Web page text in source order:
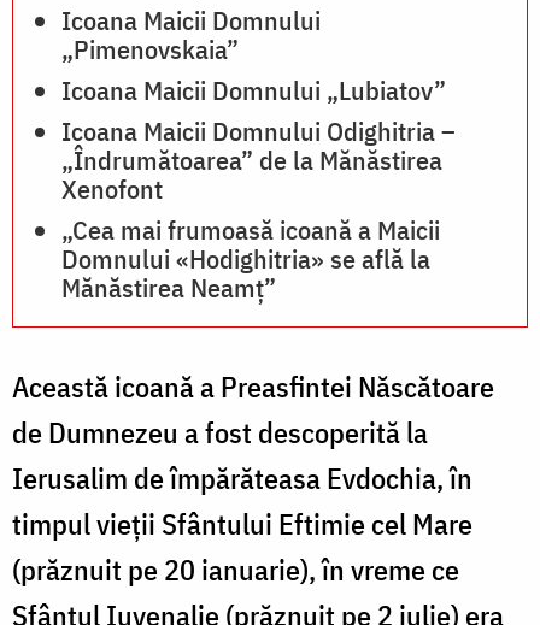
Icoana Maicii Domnului
„Pimenovskaia”
Icoana Maicii Domnului „Lubiatov”
Icoana Maicii Domnului Odighitria –
„Îndrumătoarea” de la Mănăstirea
Xenofont
„Cea mai frumoasă icoană a Maicii
Domnului «Hodighitria» se află la
Mănăstirea Neamț”
Această icoană a Preasfintei Născătoare
de Dumnezeu a fost descoperită la
Ierusalim de împărăteasa Evdochia, în
timpul vieții Sfântului Eftimie cel Mare
(prăznuit pe 20 ianuarie), în vreme ce
Sfântul Iuvenalie (prăznuit pe 2 iulie) era